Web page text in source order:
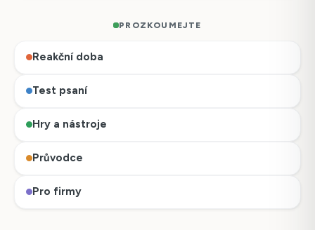
PROZKOUMEJTE
Reakční doba
Test psaní
Hry a nástroje
Průvodce
Pro firmy